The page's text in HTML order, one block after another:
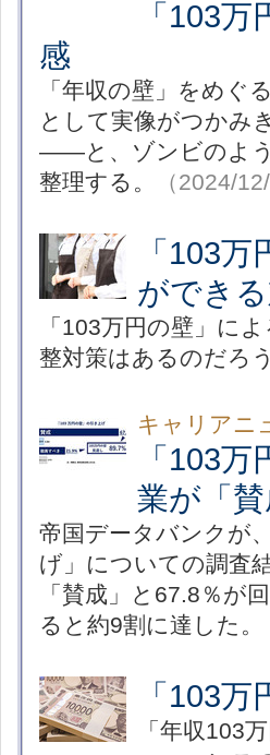
「103
感
「年収の壁」をめぐ
として実像がつかみ
――と、ゾンビのよ
整理する。
（2024/12/
「103
ができ
「103万円の壁」に
整対策はあるのだろう
キャリアニ
「103
業が「
帝国データバンクが
げ」についての調査
「賛成」と67.8％が
ると約9割に達した。
「103
「年収103